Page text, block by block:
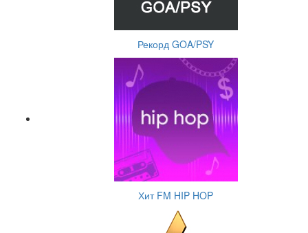
Рекорд GOA/PSY
Хит FM HIP HOP